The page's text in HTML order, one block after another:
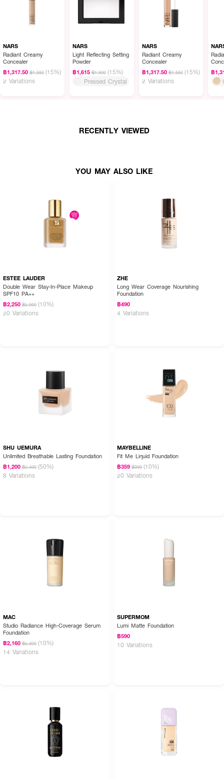
ผลลัพธ์ที่ได้ :
รองพื้นสูตรที่มีสกินแคร์ที่มีประสิทธิภาพการถนอมผิว มอบความเป็นธรรมชาติที่
ช่วยอำพรางข้อบกพร่อง พร้อมมอบผิวดูกระจ่างใส ปกปิดระดับปานกลางพร้อม
ผลลัพธ์สวยอย่างเป็นธรรมชาติ ผิวยังสามารถหายใจได้และติดทนนานตลอดวัน
เพื่อผิวสวยสมบูรณ์แบบในทุกสภาพแสง
ปกปิดระดับปานกลาง-สูง เนื้อสัมผัสบางเบา เกลี่ยง่าย
สูตรอ่อนโยนปราศจากน้ำมันแร่ ซิลิโคน และพาราเบน
How to Use :
NARS
Radiant Creamy
Concealer
฿1,317.50 ฿1,550 (15%)
2 Variations
NARS
Light Reflecting Setting
Powder
฿1,615 ฿1,900 (15%)
Pressed Crystal
NARS
Radiant Creamy
Concealer
฿1,317.50 ฿1,550 (15%)
2 Variations
฿
RECENTLY VIEWED
YOU MAY ALSO LIKE
ESTEE LAUDER
Double Wear Stay-In-Place Makeup
SPF10 PA++
฿2,250 ฿2,500 (10%)
20 Variations
ZHE
Long Wear Coverage Nourishing
Foundation
฿490
4 Variations
SHU UEMURA
Unlimited Breathable Lasting Foundation
฿1,200 ฿2,400 (50%)
8 Variations
MAYBELLINE
Fit Me Liquid Foundation
฿359 ฿399 (10%)
20 Variations
MAC
Studio Radiance High-Coverage Serum
Foundation
฿2,160 ฿2,400 (10%)
14 Variations
SUPERMOM
Lumi Matte Foundation
฿590
10 Variations